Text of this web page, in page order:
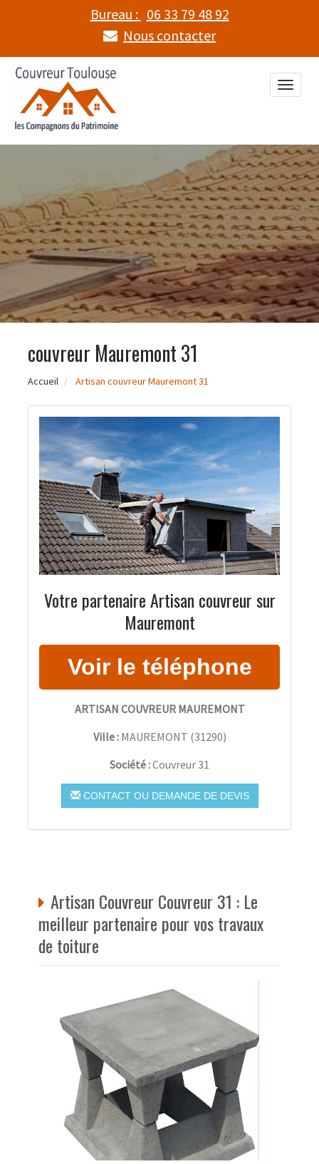
Bureau : 06 33 79 48 92
Nous contacter
Toggle
couvreur Mauremont 31
Accueil Artisan couvreur Mauremont 31
Votre partenaire Artisan couvreur sur
Mauremont
ARTISAN COUVREUR MAUREMONT
Ville : MAUREMONT (31290)
Société :Couvreur 31
CONTACT OU DEMANDE DE DEVIS
Artisan Couvreur Couvreur 31 : Le
meilleur partenaire pour vos travaux
de toiture